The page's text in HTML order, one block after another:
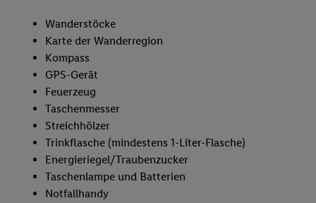
Wanderstöcke
Karte der Wanderregion
Kompass
GPS-Gerät
Feuerzeug
Taschenmesser
Streichhölzer
Trinkflasche (mindestens 1-Liter-Flasche)
Energieriegel/Traubenzucker
Taschenlampe und Batterien
Notfallhandy